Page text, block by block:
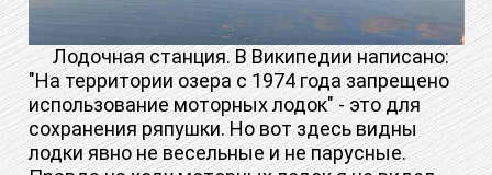
Лодочная станция. В Википедии написано:
"На территории озера с 1974 года запрещено
использование моторных лодок" - это для
сохранения ряпушки. Но вот здесь видны
лодки явно не весельные и не парусные.